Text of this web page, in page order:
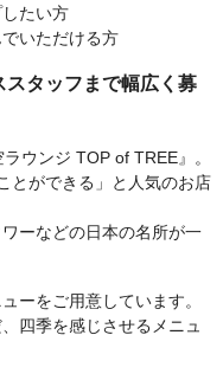
たい方
いただける方
タッフまで幅広く募
ウンジ TOP of TREE』。
とができる」と人気のお店
ーなどの日本の名所が一
ーをご用意しています。
四季を感じさせるメニュ